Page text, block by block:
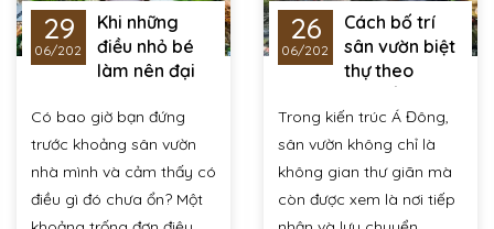
29
06/2026
Khi những
điều nhỏ bé
làm nên đại
đổi diện mạo sân
vườn từ góc tiểu cảnh
tinh tế
Có bao giờ bạn đứng
trước khoảng sân vườn
nhà mình và cảm thấy có
điều gì đó chưa ổn? Một
26
06/2026
Cách bố trí
sân vườn biệt
thự theo
phong thủy để gia
tăng vượng khí
Trong kiến trúc Á Đông,
sân vườn không chỉ là
không gian thư giãn mà
còn được xem là nơi tiếp